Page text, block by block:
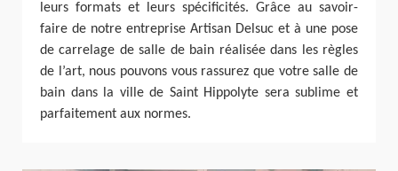
leurs formats et leurs spécificités. Grâce au savoir-
faire de notre entreprise Artisan Delsuc et à une pose
de carrelage de salle de bain réalisée dans les règles
de l’art, nous pouvons vous rassurez que votre salle de
bain dans la ville de Saint Hippolyte sera sublime et
parfaitement aux normes.